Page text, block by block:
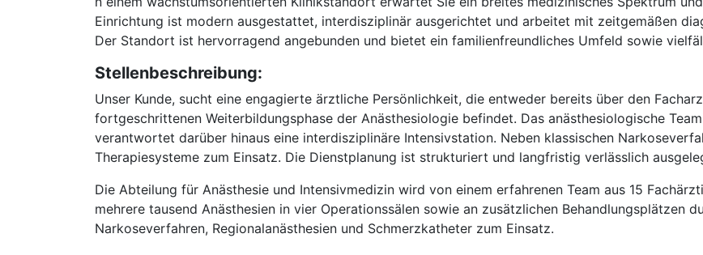
Einrichtung ist modern ausgestattet, interdisziplinär ausgerichtet und arbeitet mit zeitgemäßen
Der Standort ist hervorragend angebunden und bietet ein familienfreundliches Umfeld sowie
Stellenbeschreibung:
Unser Kunde, sucht eine engagierte ärztliche Persönlichkeit, die entweder bereits über den
fortgeschrittenen Weiterbildungsphase der Anästhesiologie befindet. Das anästhesiologische
verantwortet darüber hinaus eine interdisziplinäre Intensivstation. Neben klassischen
Therapiesysteme zum Einsatz. Die Dienstplanung ist strukturiert und langfristig verlässlich
Die Abteilung für Anästhesie und Intensivmedizin wird von einem erfahrenen Team aus 15
mehrere tausend Anästhesien in vier Operationssälen sowie an zusätzlichen Behandlungsplätzen
Narkoseverfahren, Regionalanästhesien und Schmerzkatheter zum Einsatz.